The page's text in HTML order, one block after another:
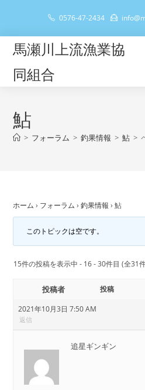
テ
0576-47-2434
馬瀬川上流漁業協
同組合
鮎
> フォーラム > 釣果情報 > 鮎 >
ホーム › フォーラム › 釣果情報 › 鮎
このトピックは空です。
15件の投稿を表示中 - 16 - 30件目 (全31
投稿者
投稿
2021年10月3日 7:50 AM
返信
追星ギンギン